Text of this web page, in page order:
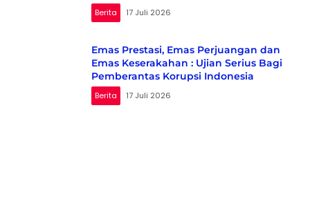
Berita 17 Juli 2026
Emas Prestasi, Emas Perjuangan dan
Emas Keserakahan : Ujian Serius Bagi
Pemberantas Korupsi Indonesia
Berita 17 Juli 2026